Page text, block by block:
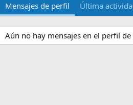
Mensajes de perfil Última
Aún no hay mensajes en el perfil